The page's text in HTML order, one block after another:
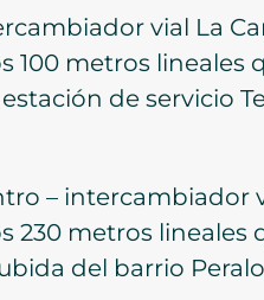
vial La
100 metros
de servicio
– intercambiador
230 metros
del barrio